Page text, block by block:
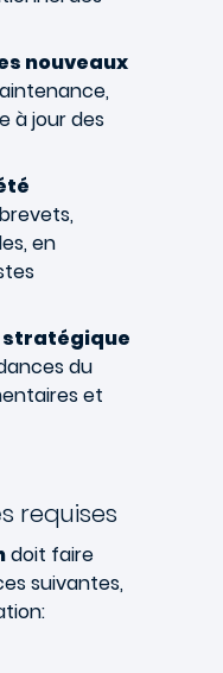
nouveaux
à jour des
en
stratégique
du
et
requises
doit faire
suivantes,